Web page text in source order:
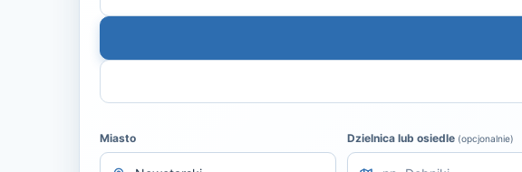
Miasto Dzielnica lub osiedle (opcjonalnie)